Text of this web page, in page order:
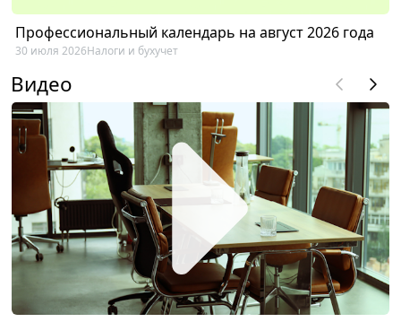
Профессиональный календарь на август 2026 года
30 июля 2026Налоги и бухучет
Видео